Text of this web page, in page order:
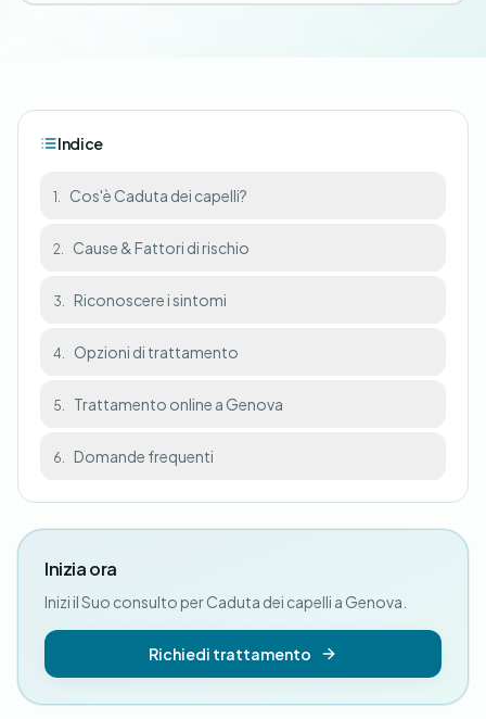
Indice
1. Cos'è Caduta dei capelli?
2. Cause & Fattori di rischio
3. Riconoscere i sintomi
4. Opzioni di trattamento
5. Trattamento online a Genova
6. Domande frequenti
Inizia ora
Inizi il Suo consulto per Caduta dei capelli a Genova.
Richiedi trattamento